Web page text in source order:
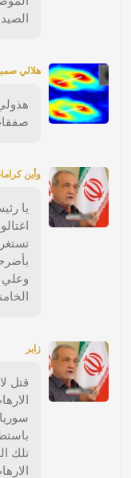
هلالي
وأين
يا
وعلي
زاير
تلك